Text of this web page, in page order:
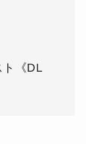
ト《DL